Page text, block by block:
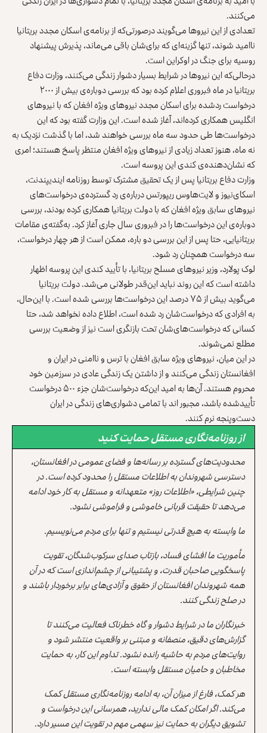
می‌کنند.
تعدادی از این نیروها می‌گویند درصورتی‌که از برنامه‌ی اسکان مجدد بریتانیا
ناامید شوند، تنها گزینه‌ای که برای‌شان باقی می‌ماند، پذیرش پیشنهاد
روسیه برای جنگ در اوکراین است.
درحالی‌که این نیروها در شرایط بسیار دشوار زندگی می‌کنند، وزارت دفاع
بریتانیا در ماه فبروری اعلام کرده بود که بررسی دوباره‌ی بیش از ۲۰۰۰
درخواست ردشده برای اسکان مجدد نیروهای ویژه افغان که با نیروهای
انگلیس همکاری کرده‌اند، آغاز شده است. این وزارت گفته بود که این
درخواست‌ها طی حدود سه ماه بررسی خواهند شد، اما با گذشت نزدیک به
نه ماه، هنوز تعداد زیادی از نیروهای ویژه افغان منتظر پاسخ هستند؛ امری
که نشان‌دهنده‌ی کندی این پروسه است.
وزارت دفاع بریتانیا پس از یکتحقیقمشترکتوسط روزنامه ایندیپندنت،
اسکای‌نیوز و لایت‌هاوس ریپورتس درباره‌ی رد گسترده‌ی درخواست‌های
نیروهای سابق ویژه افغان که با دولت بریتانیا همکاری کرده بودند، بررسی
دوباره‌ی این درخواست‌ها را در فبروری سال جاری آغاز کرد. به‌گفته‌ی مقامات
بریتانیایی، حتا پس از این بررسی دو باره، ممکن است از هر چهار درخواست،
سه درخواست همچنان رد شود.
لوک پولارد، وزیر نیروهای مسلح بریتانیا، با تأیید کندی این پروسه اظهار
داشته است که این روند نباید این‌قدر طولانی می‌شد. دولت بریتانیا
می‌گوید بیش از ۷۵ درصد این درخواست‌ها بررسی شده است. با این‌حال،
به افرادی که درخواست‌شان رد شده است، اطلاع داده نخواهد شد، حتا
کسانی که درخواست‌های‌شان تحت بازنگری است نیز از وضعیت بررسی
مطلع نمی‌شوند.
در این میان، نیروهای ویژه سابق افغان با ترس و ناامنی در ایران و
افغانستان زندگی می‌کنند و از داشتن یک زندگی عادی در سرزمین خود
محروم هستند. آن‌ها به امید این‌که درخواست‌شان جزء ۵۰۰ درخواست
تأییدشده باشد، مجبور اند با تمامی دشواری‌های زندگی در ایران
دست‌وپنجه نرم کنند.
از روزنامه‌نگاری مستقل حمایت کنید
محدودیت‌های گسترده بر رسانه‌ها و فضای عمومی در افغانستان،
دسترسی شهروندان به اطلاعات مستقل را محدود کرده است. در
چنین شرایطی، «اطلاعات روز» متعهدانه و مستقل به کار خود ادامه
می‌دهد تا حقیقت قربانی خاموشی و فراموشی نشود.
ما وابسته به هیچ قدرتی نیستیم و تنها برای مردم می‌نویسیم.
مأموریت ما افشای فساد، بازتاب صدای سرکوب‌شدگان، تقویت
پاسخگویی صاحبان قدرت، و پشتیبانی از چشم‌اندازی است که در آن
همه شهروندان افغانستان از حقوق و آزادی‌های برابر برخوردار باشند و
در صلح زندگی کنند.
خبرنگاران ما در شرایط دشوار و گاه خطرناک فعالیت می‌کنند تا
گزارش‌های دقیق، منصفانه و مبتنی بر واقعیت منتشر شود و
روایت‌های مردم به حاشیه رانده نشود. تداوم این کار، به حمایت
مخاطبان و حامیان مستقل وابسته است.
هر کمک، فارغ از میزان آن، به ادامه روزنامه‌نگاری مستقل کمک
می‌کند. اگر امکان کمک مالی ندارید، همرسانی این درخواست و
تشویق دیگران به حمایت نیز سهمی مهم در تقویت این مسیر دارد.